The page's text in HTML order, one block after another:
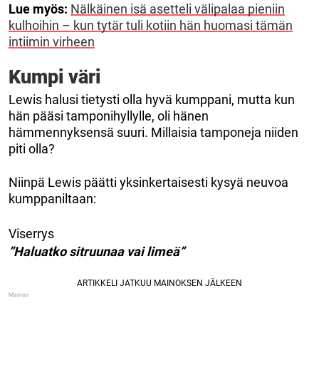
Lue myös: Nälkäinen isä asetteli välipalaa pieniin
kulhoihin – kun tytär tuli kotiin hän huomasi tämän
intiimin virheen
Kumpi väri
Lewis halusi tietysti olla hyvä kumppani, mutta kun
hän pääsi tamponihyllylle, oli hänen
hämmennyksensä suuri. Millaisia tamponeja niiden
piti olla?
Niinpä Lewis päätti yksinkertaisesti kysyä neuvoa
kumppaniltaan:
Viserrys
”Haluatko sitruunaa vai limeä”